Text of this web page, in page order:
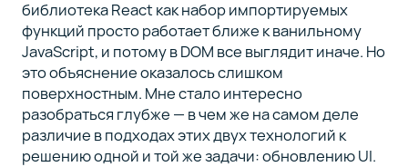
библиотека React как набор импортируемых
функций просто работает ближе к ванильному
JavaScript, и потому в DOM все выглядит иначе. Но
это объяснение оказалось слишком
поверхностным. Мне стало интересно
разобраться глубже — в чем же на самом деле
различие в подходах этих двух технологий к
решению одной и той же задачи: обновлению UI.